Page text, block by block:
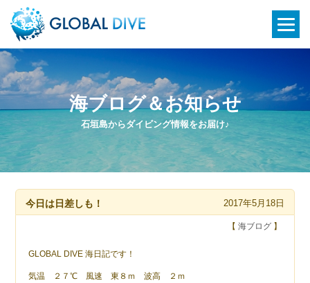
石垣島からダイビング情報をお届け♪
海ブログ＆お知らせ
今日は日差しも！ 2017年5月18日
【 海ブログ】
GLOBAL DIVE 海日記です！
気温 ２７℃ 風速 東８ｍ 波高 ２ｍ